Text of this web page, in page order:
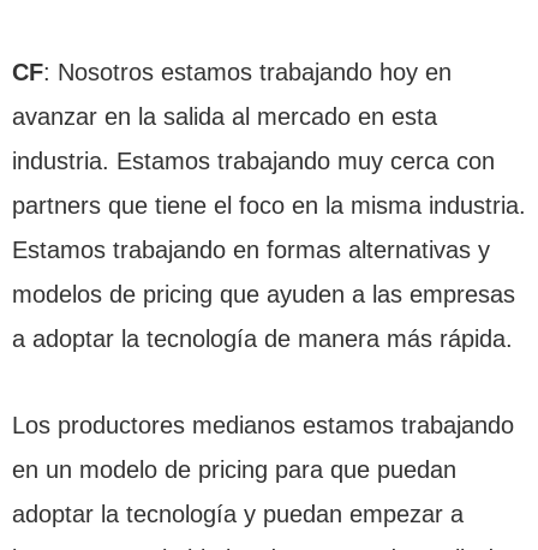
CF: Nosotros estamos trabajando hoy en
avanzar en la salida al mercado en esta
industria. Estamos trabajando muy cerca con
partners que tiene el foco en la misma industria.
Estamos trabajando en formas alternativas y
modelos de pricing que ayuden a las empresas
a adoptar la tecnología de manera más rápida.
Los productores medianos estamos trabajando
en un modelo de pricing para que puedan
adoptar la tecnología y puedan empezar a